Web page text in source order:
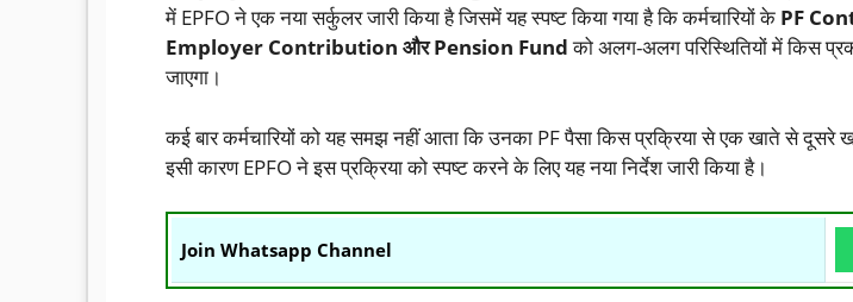
में EPFO ने एक नया सर्कुलर जारी किया है जिसमें यह स्पष्ट किया गया है कि कर्मचारियों के PF
Employer Contribution और Pension Fundको अलग-अलग परिस्थितियों में किस
जाएगा।
कई बार कर्मचारियों को यह समझ नहीं आता कि उनका PF पैसा किस प्रक्रिया से एक खाते से दूसरे
इसी कारण EPFO ने इस प्रक्रिया को स्पष्ट करने के लिए यह नया निर्देश जारी किया है।
Join Whatsapp Channel